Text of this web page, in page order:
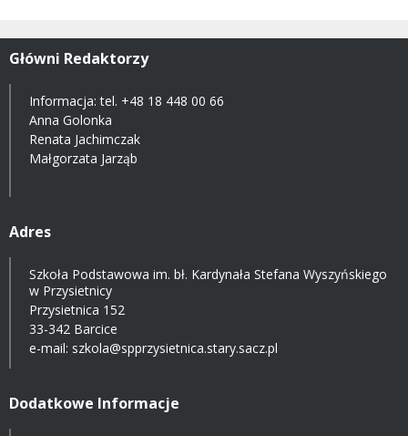
Główni Redaktorzy
Informacja: tel. +48 18 448 00 66
Anna Golonka
Renata Jachimczak
Małgorzata Jarząb
Adres
Szkoła Podstawowa im. bł. Kardynała Stefana Wyszyńskiego
w Przysietnicy
Przysietnica 152
33-342 Barcice
e-mail: szkola@spprzysietnica.stary.sacz.pl
Dodatkowe Informacje